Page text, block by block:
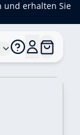
und erhalten Sie